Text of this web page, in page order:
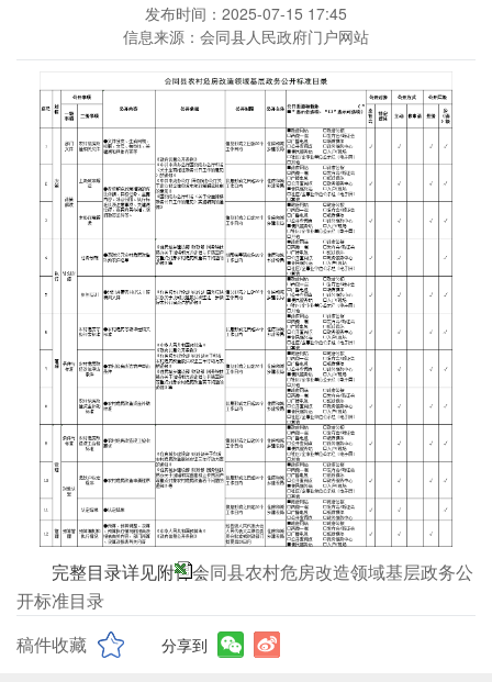
发布时间：2025-07-15 17:45
信息来源：会同县人民政府门户网站
完整目录详见附件：会同县农村危房改造领域基层政务公
开标准目录
稿件收藏
分享到